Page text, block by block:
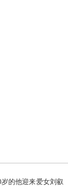
的他迎来爱女刘叡